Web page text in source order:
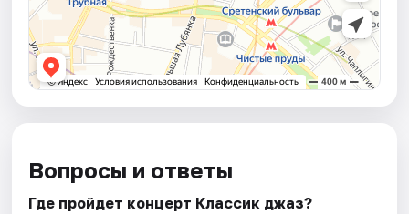
Вопросы и ответы
Где пройдет концерт Классик джаз?